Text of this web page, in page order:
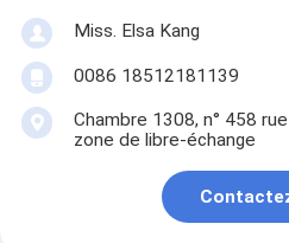
Miss. Elsa Kang
0086 18512181139
Chambre 1308, n° 458
zone de libre-échange